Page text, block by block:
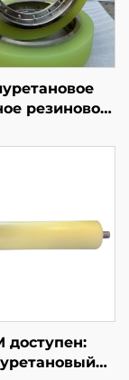
резиновое
колеса,
упругостью
доступен: